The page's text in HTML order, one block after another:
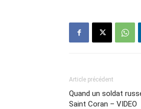
Article précédent
Quand un soldat
Saint Coran – VIDEO